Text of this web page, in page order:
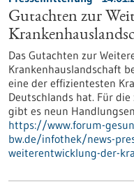
Gutachten zur
Das Gutachten zur
Krankenhauslandschaft
eine der effizientesten
Deutschlands hat. Für
gibt es neun
https://www.forum-
bw.de/infothek/news-
weiterentwicklung-der-